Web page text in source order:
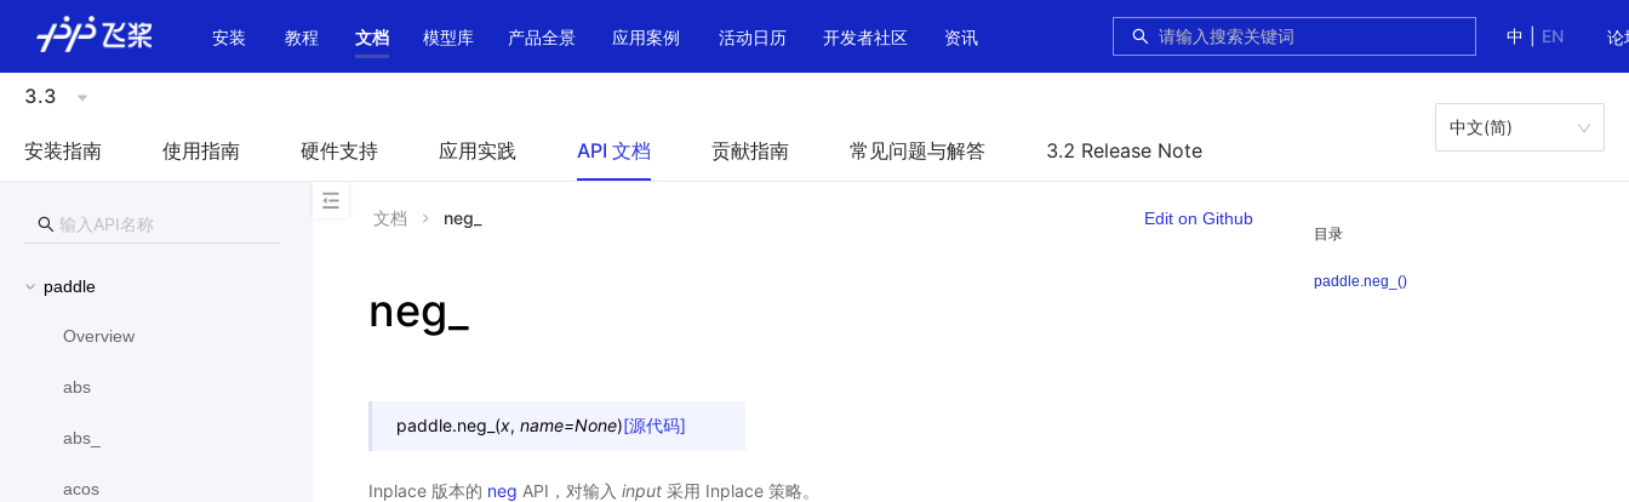
中
EN 论
安装 教程 文档 模型库 产品全景 应用案例 活动日历 开发者社区 资讯
3.3
安装指南 使用指南 硬件支持 应用实践 API 文档 贡献指南 常见问题与解答 3.2 Release Note
中文(简)
paddle
Overview
abs
abs_
acos
目录
paddle.neg_()
文档 neg_ Edit on Github
neg_
paddle.neg_ (x, name=None)[源代码]
Inplace 版本的 neg API，对输入 input 采用 Inplace 策略。